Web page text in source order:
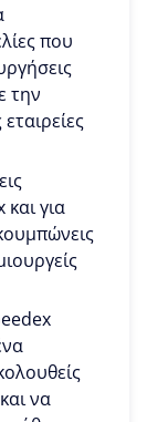
που
την
για
να